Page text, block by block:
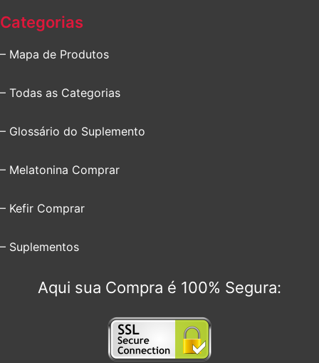
Categorias
– Mapa de Produtos
– Todas as Categorias
– Glossário do Suplemento
– Melatonina Comprar
– Kefir Comprar
– Suplementos
Aqui sua Compra é 100% Segura: